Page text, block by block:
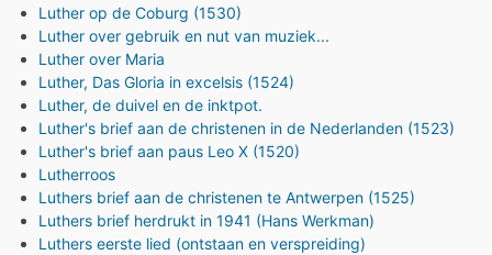
Luther op de Coburg (1530)
Luther over gebruik en nut van muziek...
Luther over Maria
Luther, Das Gloria in excelsis (1524)
Luther, de duivel en de inktpot.
Luther's brief aan de christenen in de Nederlanden (1523)
Luther's brief aan paus Leo X (1520)
Lutherroos
Luthers brief aan de christenen te Antwerpen (1525)
Luthers brief herdrukt in 1941 (Hans Werkman)
Luthers eerste lied (ontstaan en verspreiding)